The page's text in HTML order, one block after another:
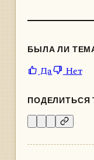
БЫЛА ЛИ
Да Нет
ПОДЕЛИТЬСЯ